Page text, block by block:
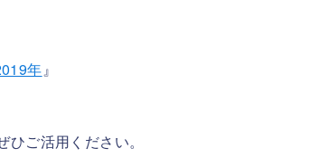
年』
ご活用ください。